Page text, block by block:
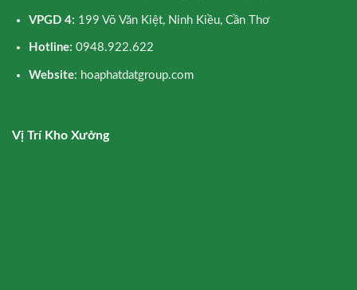
VPGD 4: 199 Võ Văn Kiệt, Ninh Kiều, Cần Thơ
Hotline: 0948.922.622
Website: hoaphatdatgroup.com
Vị Trí Kho Xưởng